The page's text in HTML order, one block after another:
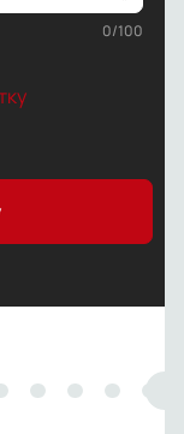
0/100